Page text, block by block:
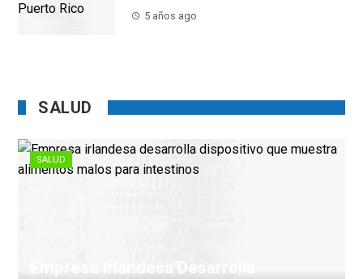
5 años ago
SALUD
Empresa Irlandesa Desarrolla
SALUD